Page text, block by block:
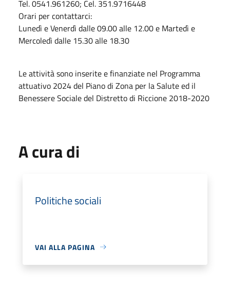
Tel. 0541.961260; Cel. 351.9716448
Orari per contattarci:
Lunedì e Venerdì dalle 09.00 alle 12.00 e Martedì e
Mercoledì dalle 15.30 alle 18.30
Le attività sono inserite e finanziate nel Programma
attuativo 2024 del Piano di Zona per la Salute ed il
Benessere Sociale del Distretto di Riccione 2018-2020
A cura di
Politiche sociali
VAI ALLA PAGINA